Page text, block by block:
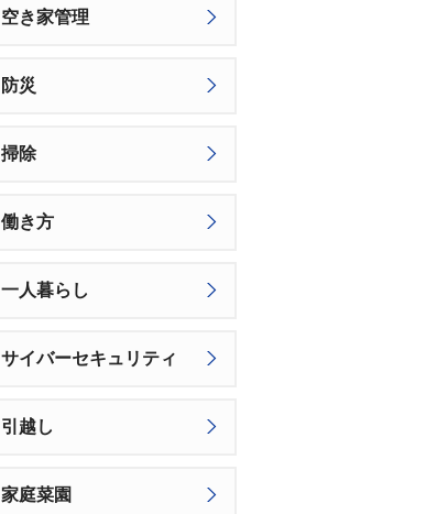
空き家管理
防災
掃除
働き方
一人暮らし
サイバーセキュリティ
引越し
家庭菜園